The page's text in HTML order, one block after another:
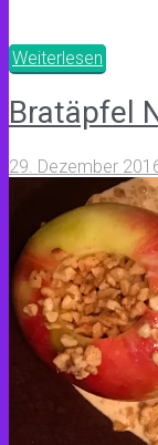
Weiterlesen
Bratäpfel
29. Dezember